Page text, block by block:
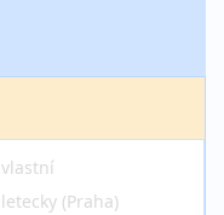
vlastní
letecky (Praha)